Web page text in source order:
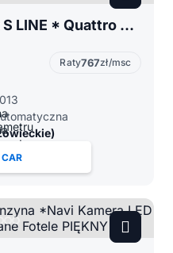
Audi A3 8V 2.0 TDI 3x S LINE * Quattro Stronic LED BiXenon Navi Alu 18 * UNIKAT
Raty767zł/msc